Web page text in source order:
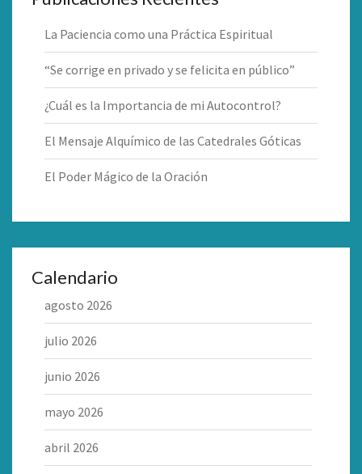
La Paciencia como una Práctica Espiritual
“Se corrige en privado y se felicita en público”
¿Cuál es la Importancia de mi Autocontrol?
El Mensaje Alquímico de las Catedrales Góticas
El Poder Mágico de la Oración
Calendario
agosto 2026
julio 2026
junio 2026
mayo 2026
abril 2026